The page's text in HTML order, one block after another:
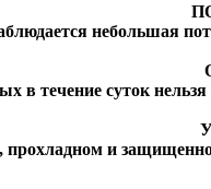
небольшая
в течение суток
и